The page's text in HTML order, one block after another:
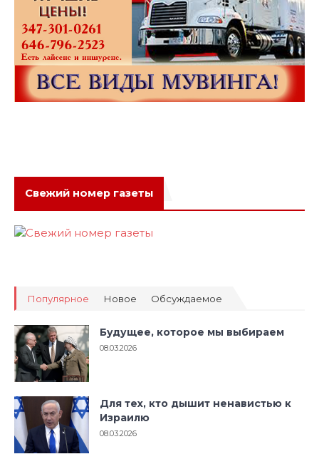
Свежий номер газеты
Популярное Новое Обсуждаемое
Будущее, которое мы выбираем
08.03.2026
Для тех, кто дышит ненавистью к
Израилю
08.03.2026